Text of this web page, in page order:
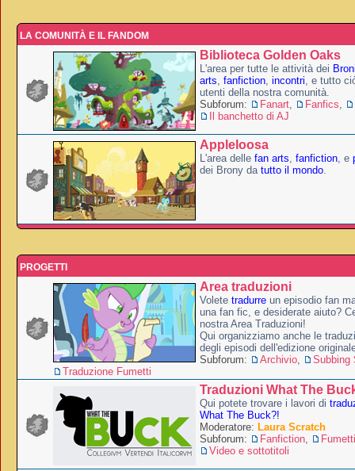
LA COMUNITÀ E IL FANDOM
Biblioteca Golden Oaks
L'area per tutte le attività dei
arts, fanfiction, incontri, e tutto
utenti della nostra comunità.
Subforum:
Fanart, Fanfics,
Il banchetto di AJ
Appleloosa
L'area delle fan arts, fanfiction, e
dei Brony da tutto il mondo.
PROGETTI
Area traduzioni
Volete tradurre un episodio fan
una fan fic, e desiderate aiuto?
nostra Area Traduzioni!
Qui organizziamo anche le
degli episodi dell'edizione
Subforum:
Archivio,
Subbing
Traduzione Fumetti
Traduzioni What The
Qui potete trovare i lavori di
What The Buck?!
Moderatore: Laura Scratch
Subforum:
Fanfiction,
Fumetti
Video e sottotitoli